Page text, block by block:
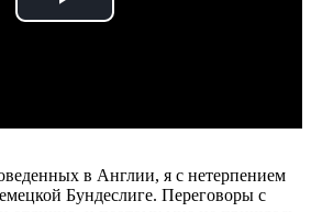
Play
в Англии, я с нетерпением
Бундеслиге. Переговоры с